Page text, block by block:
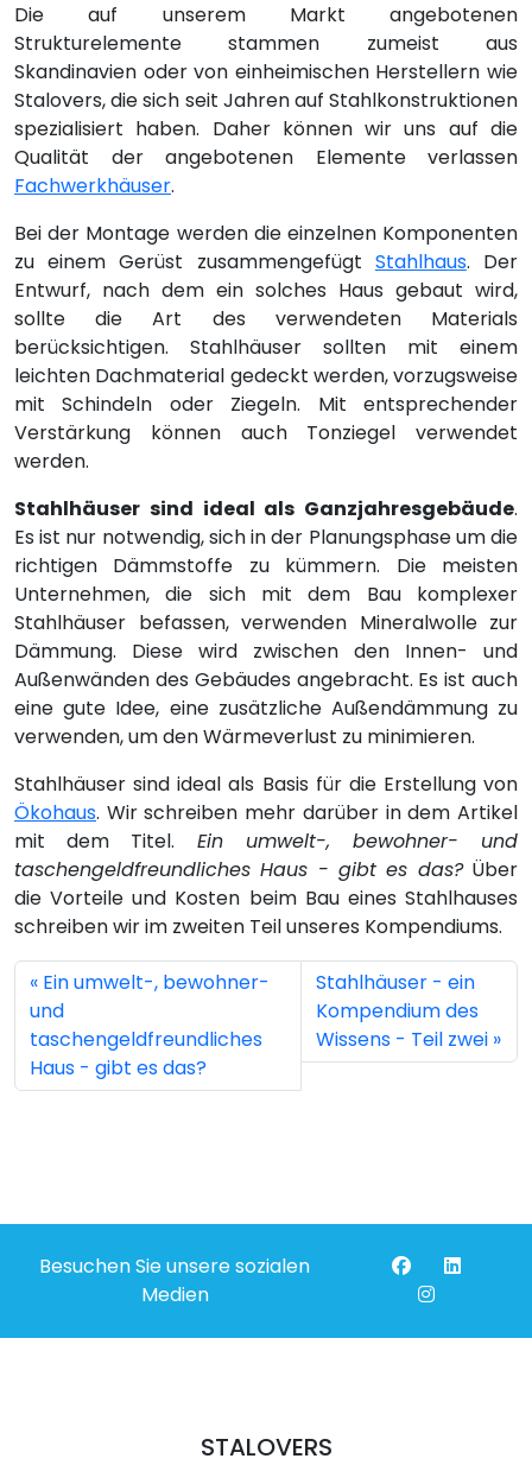
Die auf unserem Markt angebotenen
Strukturelemente stammen zumeist aus
Skandinavien oder von einheimischen Herstellern wie
Stalovers, die sich seit Jahren auf Stahlkonstruktionen
spezialisiert haben. Daher können wir uns auf die
Qualität der angebotenen Elemente verlassen
Fachwerkhäuser.
Bei der Montage werden die einzelnen Komponenten
zu einem Gerüst zusammengefügt Stahlhaus. Der
Entwurf, nach dem ein solches Haus gebaut wird,
sollte die Art des verwendeten Materials
berücksichtigen. Stahlhäuser sollten mit einem
leichten Dachmaterial gedeckt werden, vorzugsweise
mit Schindeln oder Ziegeln. Mit entsprechender
Verstärkung können auch Tonziegel verwendet
werden.
Stahlhäuser sind ideal als Ganzjahresgebäude.
Es ist nur notwendig, sich in der Planungsphase um die
richtigen Dämmstoffe zu kümmern. Die meisten
Unternehmen, die sich mit dem Bau komplexer
Stahlhäuser befassen, verwenden Mineralwolle zur
Dämmung. Diese wird zwischen den Innen- und
Außenwänden des Gebäudes angebracht. Es ist auch
eine gute Idee, eine zusätzliche Außendämmung zu
verwenden, um den Wärmeverlust zu minimieren.
Stahlhäuser sind ideal als Basis für die Erstellung von
Ökohaus. Wir schreiben mehr darüber in dem Artikel
mit dem Titel. Ein umwelt-, bewohner- und
taschengeldfreundliches Haus - gibt es das?Über
die Vorteile und Kosten beim Bau eines Stahlhauses
schreiben wir im zweiten Teil unseres Kompendiums.
Ein umwelt-, bewohner-
und
taschengeldfreundliches
Haus - gibt es das?
Stahlhäuser - ein
Kompendium des
Wissens - Teil zwei
Besuchen Sie unsere sozialen
Medien
STALOVERS